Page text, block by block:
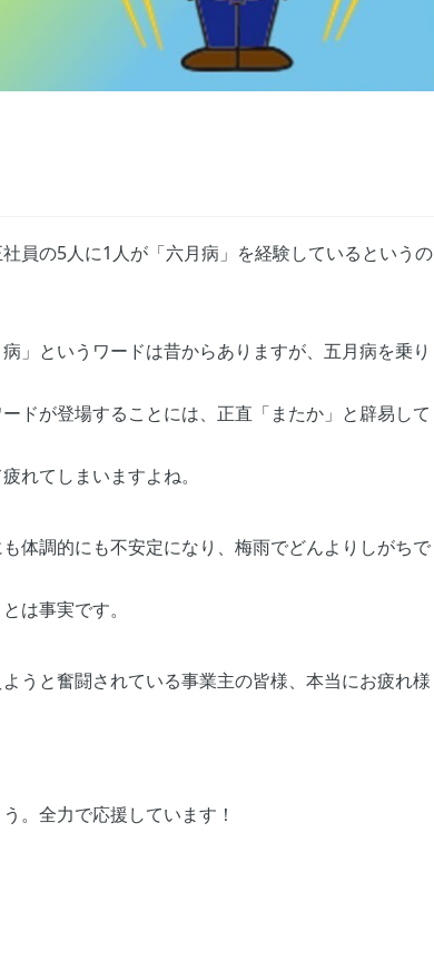
員の5人に1人が「六月病」を経験しているというの
」というワードは昔からありますが、五月病を乗り
ドが登場することには、正直「またか」と辟易して
れてしまいますよね。
体調的にも不安定になり、梅雨でどんよりしがちで
は事実です。
うと奮闘されている事業主の皆様、本当にお疲れ様
。全力で応援しています！